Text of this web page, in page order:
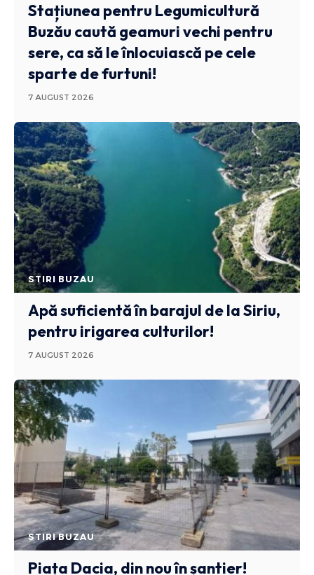
Stațiunea pentru Legumicultură
Buzău caută geamuri vechi pentru
sere, ca să le înlocuiască pe cele
sparte de furtuni!
7 AUGUST 2026
STIRI BUZAU
Apă suficientă în barajul de la Siriu,
pentru irigarea culturilor!
7 AUGUST 2026
STIRI BUZAU
Piața Dacia, din nou în șantier!